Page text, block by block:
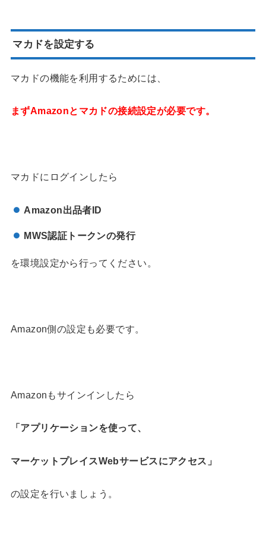
マカドを設定する
マカドの機能を利用するためには、
まずAmazonとマカドの接続設定が必要です。
マカドにログインしたら
Amazon出品者 ID
MWS認証トークンの発行
を環境設定から行ってください。
Amazon側の設定も必要です。
Amazonもサインインしたら
「アプリケーションを使って、
マーケットプレイスWebサービスにアクセス」
の設定を行いましょう。